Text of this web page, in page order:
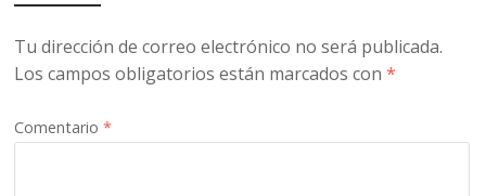
Tu dirección de correo electrónico no será publicada.
Los campos obligatorios están marcados con*
Comentario*